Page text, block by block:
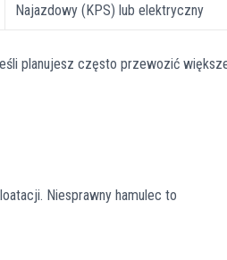
Najazdowy (KPS) lub elektryczny
planujesz często przewozić
Niesprawny hamulec to